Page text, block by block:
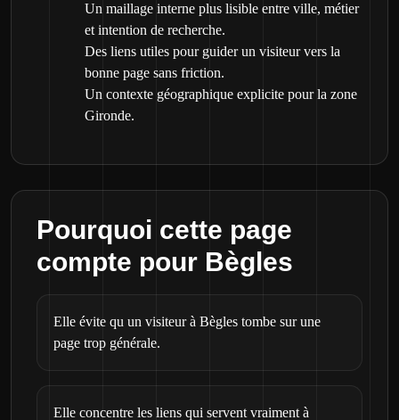
Un maillage interne plus lisible entre ville, métier
et intention de recherche.
Des liens utiles pour guider un visiteur vers la
bonne page sans friction.
Un contexte géographique explicite pour la zone
Gironde.
Pourquoi cette page
compte pour Bègles
Elle évite qu un visiteur à Bègles tombe sur une
page trop générale.
Elle concentre les liens qui servent vraiment à